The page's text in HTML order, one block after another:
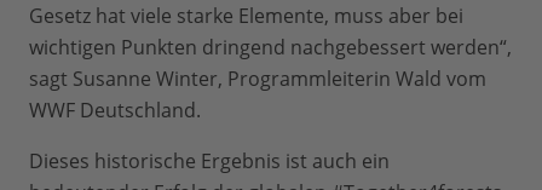
Gesetz hat viele starke Elemente, muss aber bei
wichtigen Punkten dringend nachgebessert werden“,
sagt Susanne Winter, Programmleiterin Wald vom
WWF Deutschland.
Dieses historische Ergebnis ist auch ein